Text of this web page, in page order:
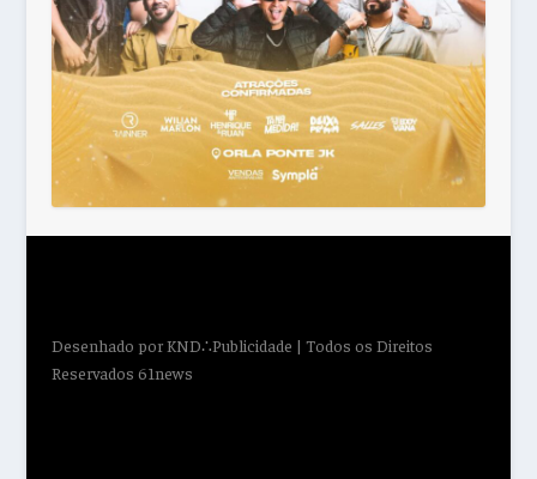
Desenhado porKND∴Publicidade | Todos os Direitos
Reservados 61news